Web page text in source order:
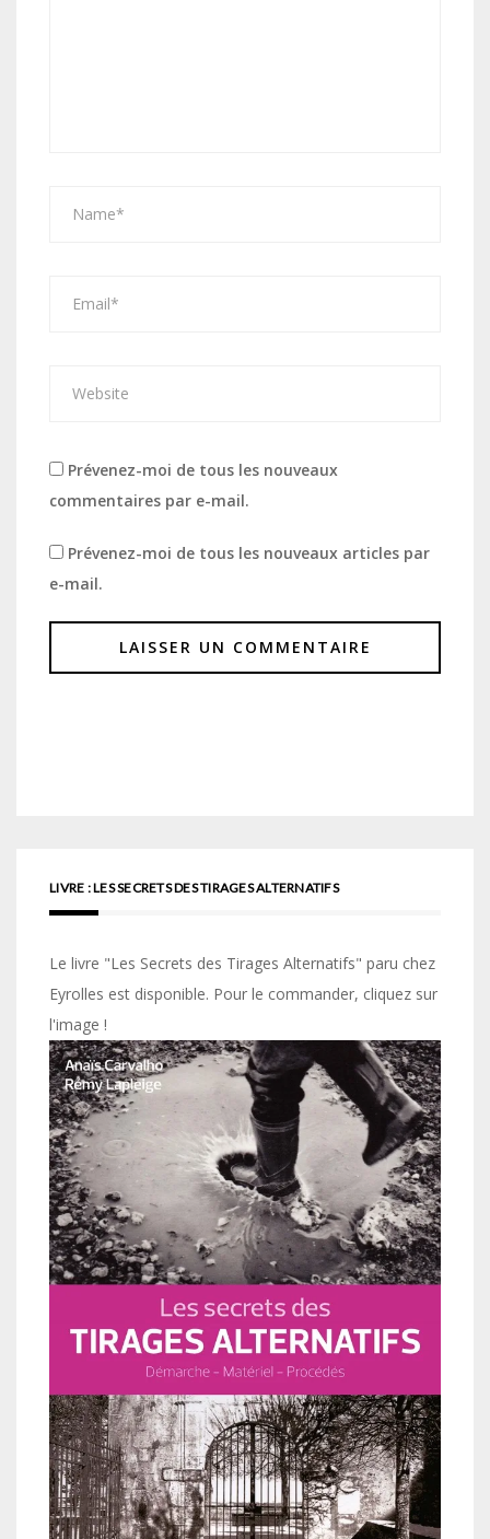
Prévenez-moi de tous les nouveaux
commentaires par e-mail.
Prévenez-moi de tous les nouveaux articles par
e-mail.
LIVRE : LES SECRETS DES TIRAGES ALTERNATIFS
Le livre "Les Secrets des Tirages Alternatifs" paru chez
Eyrolles est disponible. Pour le commander, cliquez sur
l'image !